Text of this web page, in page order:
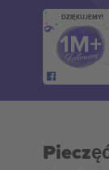
DZIĘKUJEMY!